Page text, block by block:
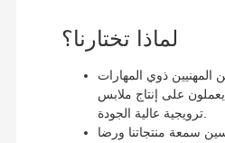
لماذا تختارنا؟
المهنيين ذوي المهارات
يعملون على إنتاج ملابس
ترويجية عالية الجودة.
سمعة منتجاتنا ورضا